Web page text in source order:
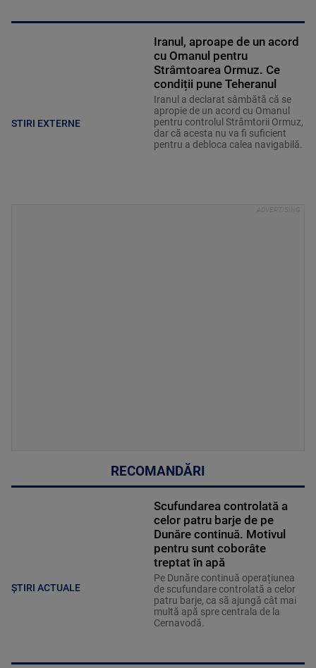
STIRI EXTERNE
Iranul, aproape de un acord
cu Omanul pentru
Strâmtoarea Ormuz. Ce
condiții pune Teheranul
Iranul a declarat sâmbătă că se
apropie de un acord cu Omanul
pentru controlul Strâmtorii Ormuz,
dar că acesta nu va fi suficient
pentru a debloca calea navigabilă.
RECOMANDĂRI
ȘTIRI ACTUALE
Scufundarea controlată a
celor patru barje de pe
Dunăre continuă. Motivul
pentru sunt coborâte
treptat în apă
Pe Dunăre continuă operațiunea
de scufundare controlată a celor
patru barje, ca să ajungă cât mai
multă apă spre centrala de la
Cernavodă.